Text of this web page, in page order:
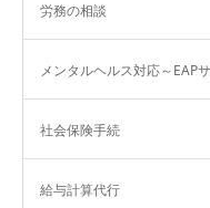
労務の相談
メンタルヘルス対応～EAP
社会保険手続
給与計算代行